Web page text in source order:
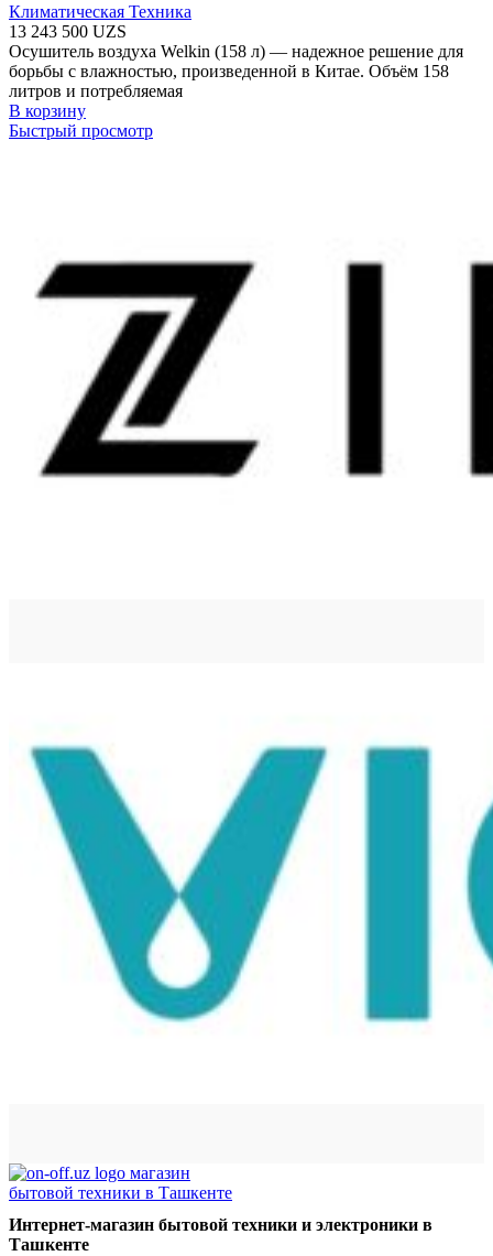
Климатическая Техника
13 243 500 UZS
Осушитель воздуха Welkin (158 л) — надежное решение для
борьбы с влажностью, произведенной в Китае. Объём 158
литров и потребляемая
В корзину
Быстрый просмотр
Интернет-магазин бытовой техники и электроники в
Ташкенте